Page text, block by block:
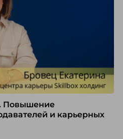
Повышение
и карьерных